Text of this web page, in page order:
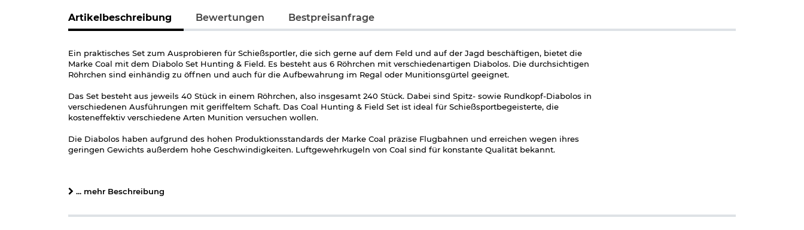
Artikelbeschreibung Bewertungen Bestpreisanfrage
Ein praktisches Set zum Ausprobieren für Schießsportler, die sich gerne auf dem Feld und auf der Jagd beschäftigen, bietet die
Marke Coal mit dem Diabolo Set Hunting & Field. Es besteht aus 6 Röhrchen mit verschiedenartigen Diabolos. Die durchsichtigen
Röhrchen sind einhändig zu öffnen und auch für die Aufbewahrung im Regal oder Munitionsgürtel geeignet.
Das Set besteht aus jeweils 40 Stück in einem Röhrchen, also insgesamt 240 Stück. Dabei sind Spitz- sowie Rundkopf-Diabolos in
verschiedenen Ausführungen mit geriffeltem Schaft. Das Coal Hunting & Field Set ist ideal für Schießsportbegeisterte, die
kosteneffektiv verschiedene Arten Munition versuchen wollen.
Die Diabolos haben aufgrund des hohen Produktionsstandards der Marke Coal präzise Flugbahnen und erreichen wegen ihres
geringen Gewichts außerdem hohe Geschwindigkeiten. Luftgewehrkugeln von Coal sind für konstante Qualität bekannt.
40 x Coal Pointed Spitzkopf Diabolos 4,5 mm/0,58 g
40 x Coal FX 450 Rundkopf Diabolos 4,5 mm/0,62 g
40 x Coal Field Target Rundkopf Diabolos 4,49 mm/0,56 g
... mehr Beschreibung